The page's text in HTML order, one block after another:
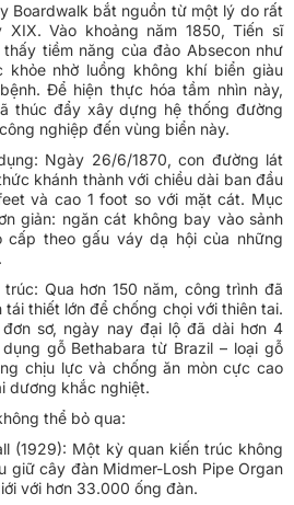
Boardwalk bắt nguồn từ một lý do rất
Vào khoảng năm 1850, Tiến sĩ
tiềm năng của đảo Absecon như
nhờ luồng không khí biển giàu
Để hiện thực hóa tầm nhìn này,
thúc đẩy xây dựng hệ thống đường
nghiệp đến vùng biển này.
Ngày 26/6/1870, con đường lát
khánh thành với chiều dài ban đầu
và cao 1 foot so với mặt cát. Mục
giản: ngăn cát không bay vào sảnh
cấp theo gấu váy dạ hội của những
Qua hơn 150 năm, công trình đã
tái thiết lớn để chống chọi với thiên tai.
sơ, ngày nay đại lộ đã dài hơn 4
gỗ Bethabara từ Brazil – loại gỗ
chịu lực và chống ăn mòn cực cao
dương khắc nghiệt.
thể bỏ qua:
(1929): Một kỳ quan kiến trúc không
giữ cây đàn Midmer-Losh Pipe Organ
với hơn 33.000 ống đàn.